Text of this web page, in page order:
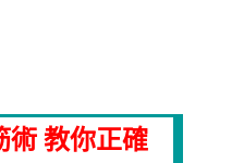
術 教你正確